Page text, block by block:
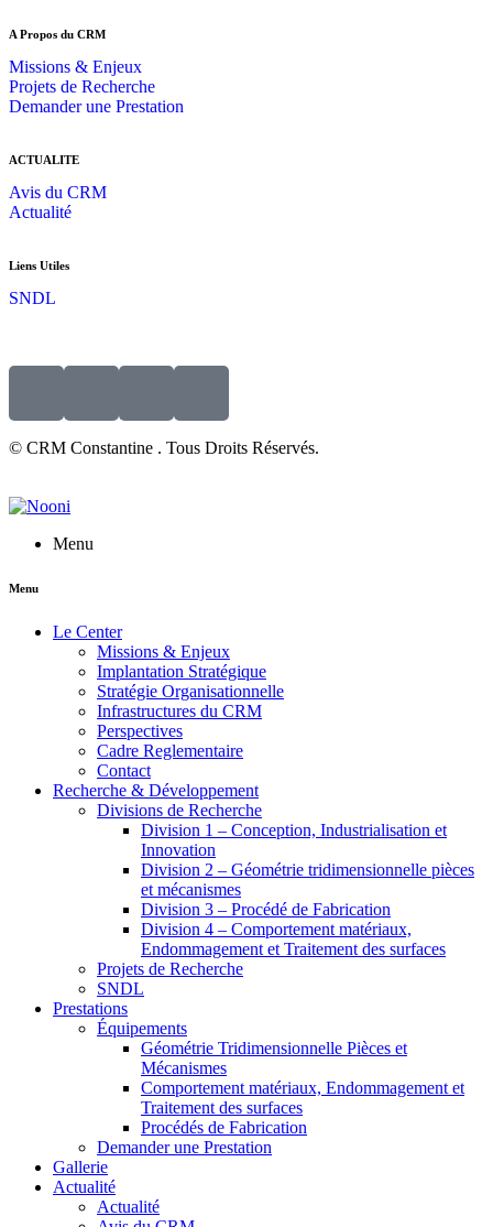
A Propos du CRM
Missions & Enjeux
Projets de Recherche
Demander une Prestation
ACTUALITE
Avis du CRM
Actualité
Liens Utiles
SNDL
© CRM Constantine . Tous Droits Réservés.
Menu
Menu
Le Center
Missions & Enjeux
Implantation Stratégique
Stratégie Organisationnelle
Infrastructures du CRM
Perspectives
Cadre Reglementaire
Contact
Recherche & Développement
Divisions de Recherche
Division 1 – Conception, Industrialisation et
Innovation
Division 2 – Géométrie tridimensionnelle pièces
et mécanismes
Division 3 – Procédé de Fabrication
Division 4 – Comportement matériaux,
Endommagement et Traitement des surfaces
Projets de Recherche
SNDL
Prestations
Équipements
Géométrie Tridimensionnelle Pièces et
Mécanismes
Comportement matériaux, Endommagement et
Traitement des surfaces
Procédés de Fabrication
Demander une Prestation
Gallerie
Actualité
Actualité